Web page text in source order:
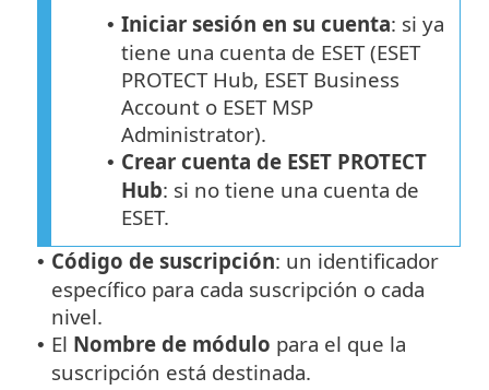
• Iniciar sesión en su cuenta: si ya
tiene una cuenta de ESET (ESET
PROTECT Hub, ESET Business
Account o ESET MSP
Administrator).
• Crear cuenta de ESET PROTECT
Hub: si no tiene una cuenta de
ESET.
• Código de suscripción: un identificador
específico para cada suscripción o cada
nivel.
• El Nombre de módulo para el que la
suscripción está destinada.